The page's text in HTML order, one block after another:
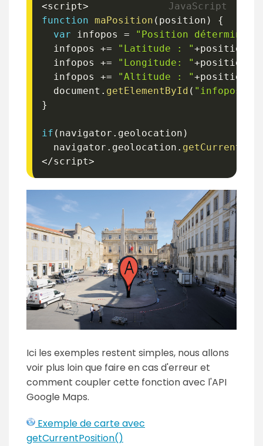
<script>
function maPosition ( position )
{
var infopos =
"Position déterminée
  infopos
+= "Latitude : "+position
  infopos
+= "Longitude: "+position
  infopos
+= "Altitude : "+position
  document
. getElementById (
}
if ( navigator . geolocation )
  navigator
. geolocation .
</script>
Ici les exemples restent simples, nous allons
voir plus loin que faire en cas d'erreur et
comment coupler cette fonction avec l'API
Google Maps.
Exemple de carte avec
getCurrentPosition()